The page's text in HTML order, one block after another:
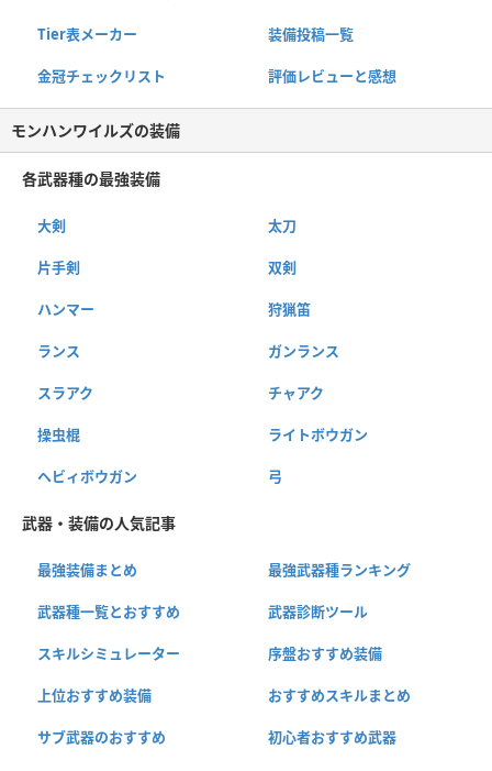
Tier表メーカー 装備投稿一覧
金冠チェックリスト 評価レビューと感想
モンハンワイルズの装備
各武器種の最強装備
大剣 太刀
片手剣 双剣
ハンマー 狩猟笛
ランス ガンランス
スラアク チャアク
操虫棍 ライトボウガン
ヘビィボウガン 弓
武器・装備の人気記事
最強装備まとめ 最強武器種ランキング
武器種一覧とおすすめ 武器診断ツール
スキルシミュレーター 序盤おすすめ装備
上位おすすめ装備 おすすめスキルまとめ
サブ武器のおすすめ 初心者おすすめ武器